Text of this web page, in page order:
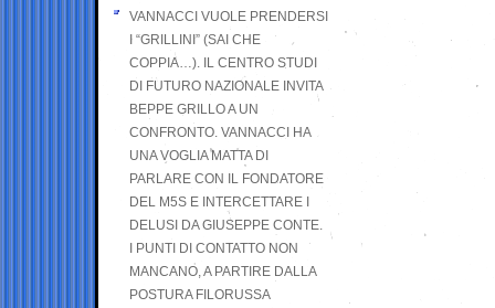
VANNACCI VUOLE PRENDERSI
I “GRILLINI” (SAI CHE
COPPIA…). IL CENTRO STUDI
DI FUTURO NAZIONALE INVITA
BEPPE GRILLO A UN
CONFRONTO. VANNACCI HA
UNA VOGLIA MATTA DI
PARLARE CON IL FONDATORE
DEL M5S E INTERCETTARE I
DELUSI DA GIUSEPPE CONTE.
I PUNTI DI CONTATTO NON
MANCANO, A PARTIRE DALLA
POSTURA FILORUSSA